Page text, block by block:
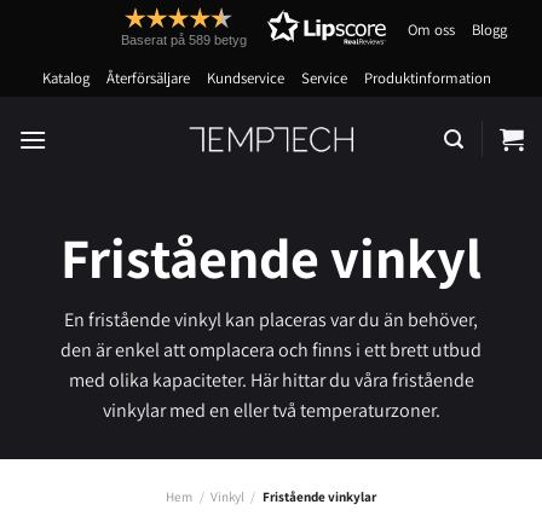
content
Baserat på 589 betyg Om oss Blogg
Katalog Återförsäljare Kundservice Service Produktinformation
Fristående vinkyl
En fristående vinkyl kan placeras var du än behöver,
den är enkel att omplacera och finns i ett brett utbud
med olika kapaciteter. Här hittar du våra fristående
vinkylar med en eller två temperaturzoner.
Hem / Vinkyl / Fristående vinkylar